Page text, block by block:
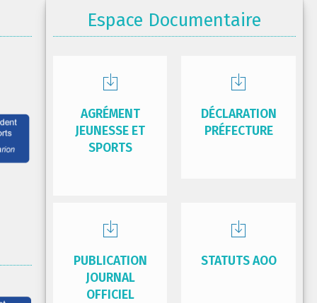
Espace Documentaire
AGRÉMENT
JEUNESSE ET
SPORTS
DÉCLARATION
PRÉFECTURE
PUBLICATION
JOURNAL
OFFICIEL
STATUTS AOO